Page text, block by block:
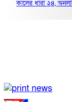
কালের ধারা ২৪,